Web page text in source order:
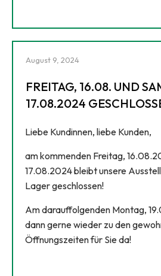
August 9, 2024
FREITAG, 16.08. UND
17.08.2024
Liebe Kundinnen, liebe Kunden,
am kommenden Freitag,
17.08.2024 bleibt unsere
Lager geschlossen!
Am darauffolgenden Montag,
dann gerne wieder zu den
Öffnungszeiten für Sie da!